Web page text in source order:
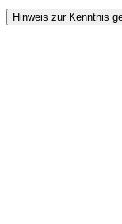
Hinweis zur Kenntnis